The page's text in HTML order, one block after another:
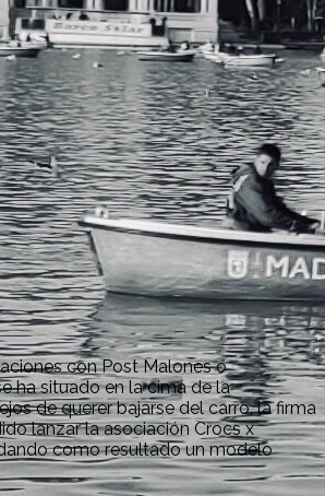
con Post Malones o
ha situado en la cima de la
de querer bajarse del carro, la firma
lanzar la asociación Crocs x
como resultado un modelo